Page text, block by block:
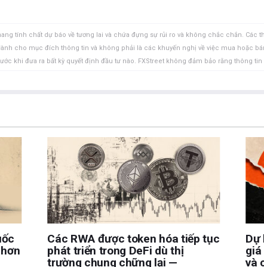
tính chất dự báo về tương lai và chứa đựng sự rủi ro và không chắc chắn. Các
cho mục đích thông tin và không phải là các khuyến nghị về việc mua hoặc
khi đưa ra bất kỳ quyết định đầu tư nào. FXStreet không đảm bảo rằng thông tin
các tác giả và không nhất thiết phản ánh chính sách hoặc quan điểm chính thức
Tác giả sẽ không chịu trách nhiệm về thông tin được tìm thấy ở cuối các liên kết
tại thời điểm viết bài, tác giả không nắm giữ vị thế nào đối với bất kỳ cổ phiếu
hệ kinh doanh với bất kỳ công ty nào được đề cập. Tác giả không nhận được tiền
cá nhân hóa. Tác giả không cam đoan về tính chính xác, đầy đủ hoặc phù hợp
trách nhiệm về bất kỳ sai sót, thiếu sót hoặc bất kỳ tổn thất, thương tích hoặc thiệt
sử dụng thông tin này. Ngoại trừ các lỗi và thiếu sót.
đã đăng ký và không có nội dung nào trong bài viết này nhằm mục đích tư vấn đầu
Các RWA được token hóa tiếp tục
phát triển trong DeFi dù thị
trường chung chững lại —
Dự
giá
và